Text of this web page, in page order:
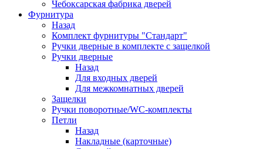
Чебоксарская фабрика дверей
Фурнитура
Назад
Комплект фурнитуры "Стандарт"
Ручки дверные в комплекте с защелкой
Ручки дверные
Назад
Для входных дверей
Для межкомнатных дверей
Защелки
Ручки поворотные/WC-комплекты
Петли
Назад
Накладные (карточные)